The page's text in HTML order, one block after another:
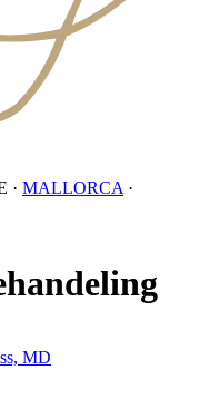
· MALLORCA ·
MD